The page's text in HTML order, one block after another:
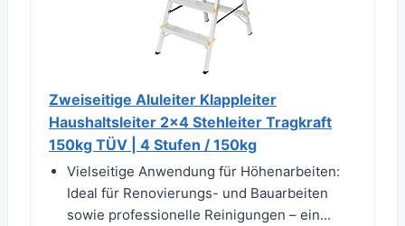
Zweiseitige Aluleiter Klappleiter
Haushaltsleiter 2x4 Stehleiter Tragkraft
150kg TÜV | 4 Stufen / 150kg
Vielseitige Anwendung für Höhenarbeiten:
Ideal für Renovierungs- und Bauarbeiten
sowie professionelle Reinigungen – ein...